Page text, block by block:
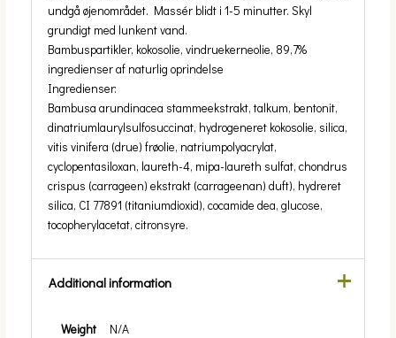
undgå øjenområdet. Massér blidt i 1-5 minutter. Skyl
grundigt med lunkent vand.
Bambuspartikler, kokosolie, vindruekerneolie, 89,7%
ingredienser af naturlig oprindelse
Ingredienser:
Bambusa arundinacea stammeekstrakt, talkum, bentonit,
dinatriumlaurylsulfosuccinat, hydrogeneret kokosolie, silica,
vitis vinifera (drue) frøolie, natriumpolyacrylat,
cyclopentasiloxan, laureth-4, mipa-laureth sulfat, chondrus
crispus (carrageen) ekstrakt (carrageenan) duft), hydreret
silica, CI 77891 (titaniumdioxid), cocamide dea, glucose,
tocopherylacetat, citronsyre.
Additional information
Weight
N/A